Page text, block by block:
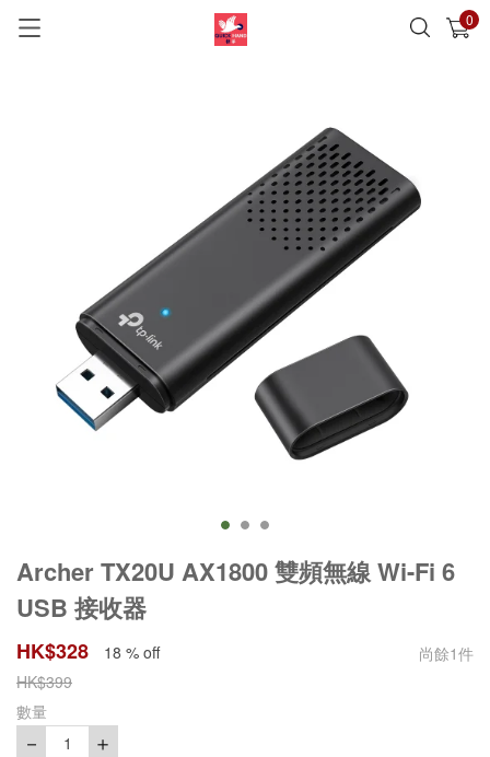
0
已加入購物車 查看
Archer TX20U AX1800 雙頻無線 Wi-Fi 6
USB 接收器
HK$328 18 % off 尚餘1件
HK$399
數量
－ 1 ＋